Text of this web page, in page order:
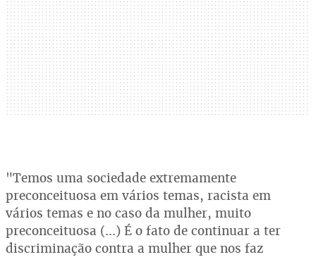
"Temos uma sociedade extremamente
preconceituosa em vários temas, racista em
vários temas e no caso da mulher, muito
preconceituosa (...) É o fato de continuar a ter
discriminação contra a mulher que nos faz